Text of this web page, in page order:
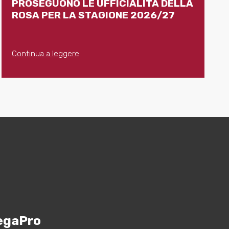
PROSEGUONO LE UFFICIALITÀ DELLA
ROSA PER LA STAGIONE 2026/27
Continua a leggere